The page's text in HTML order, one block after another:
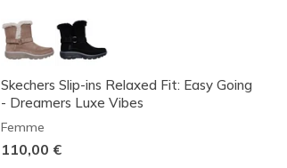
Skechers Slip-ins Relaxed Fit: Easy Going
- Dreamers Luxe Vibes
Femme
110,00 €